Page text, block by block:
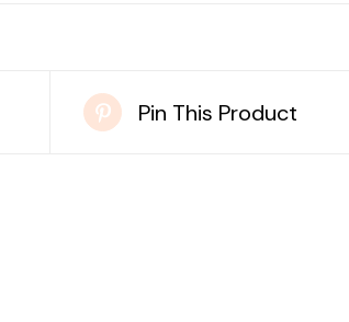
Pin This Product